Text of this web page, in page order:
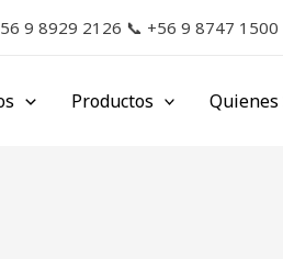
9 8929 2126 📞 +56 9 8747 1500
Productos Quienes